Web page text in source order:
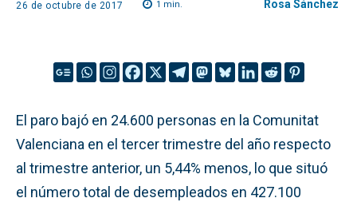
26 de octubre de 2017 1 min. Rosa Sánchez
El paro bajó en 24.600 personas en la Comunitat
Valenciana en el tercer trimestre del año respecto
al trimestre anterior, un 5,44% menos, lo que situó
el número total de desempleados en 427.100